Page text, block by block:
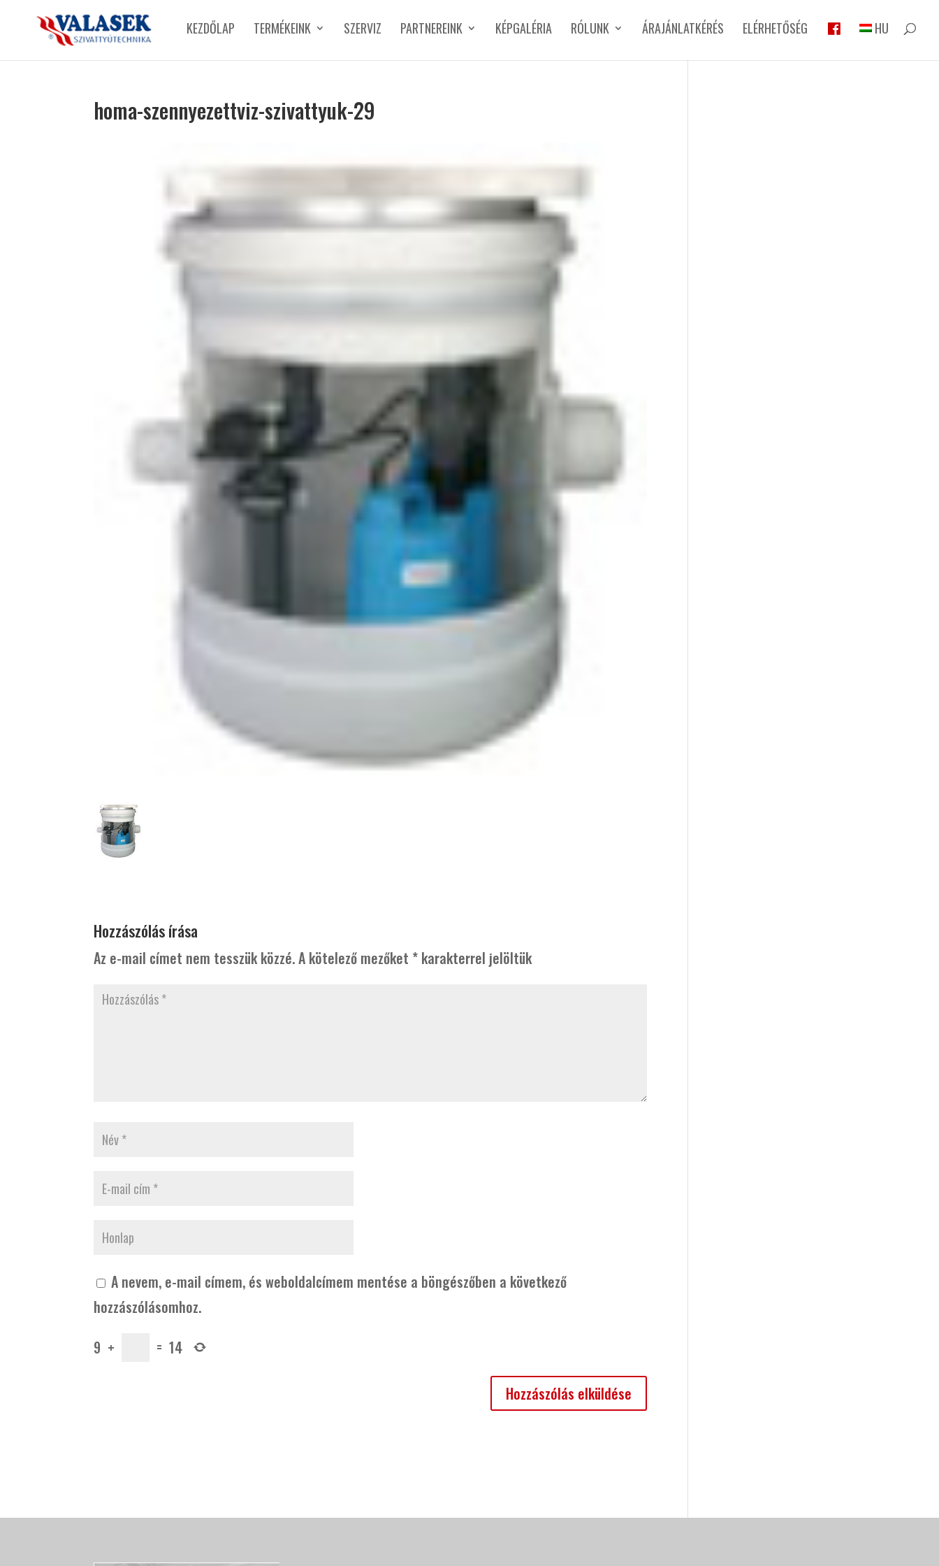
KEZDŐLAP TERMÉKEINK SZERVIZ PARTNEREINK KÉPGALÉRIA RÓLUNK ÁRAJÁNLATKÉRÉS ELÉRHETŐSÉG HU
homa-szennyezettviz-szivattyuk-29
Hozzászólás írása
Az e-mail címet nem tesszük közzé.A kötelező mezőket * karakterrel jelöltük
A nevem, e-mail címem, és weboldalcímem mentése a böngészőben a következő
hozzászólásomhoz.
9 + = 14